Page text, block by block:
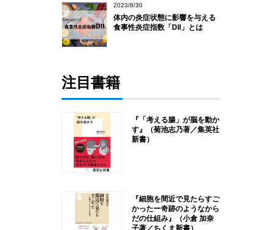
2023/8/30
体内の炎症状態に影響を与える
食事性炎症指数「DII」とは
注目書籍
『「考える腸」が脳を動か
す』（菊池志乃著／集英社
新書）
『細胞を間近で見たらすご
かったー奇跡のようなから
だの仕組み』（小倉 加奈
子著／ちくま新書）